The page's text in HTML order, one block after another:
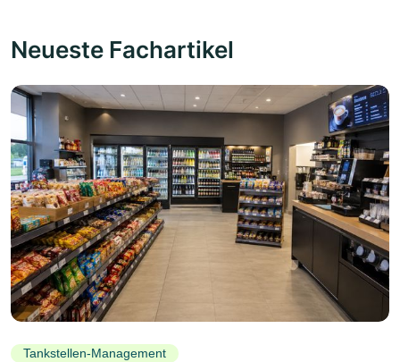
Neueste Fachartikel
Tankstellen-Management